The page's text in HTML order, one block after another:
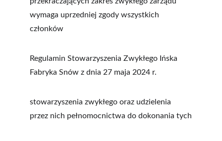
wymaga uprzedniej zgody wszystkich
członków
Regulamin Stowarzyszenia Zwykłego Ińska
Fabryka Snów z dnia 27 maja 2024 r.
stowarzyszenia zwykłego oraz udzielenia
przez nich pełnomocnictwa do dokonania tych